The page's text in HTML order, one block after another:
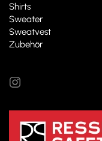
Shirts
Sweater
Sweatvest
Zubehör